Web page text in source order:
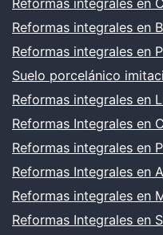
Reformas integrales en
Reformas integrales en
Reformas integrales en
Suelo porcelánico
Reformas integrales en
Reformas Integrales en
Reformas integrales en
Reformas Integrales en
Reformas integrales en
Reformas Integrales en